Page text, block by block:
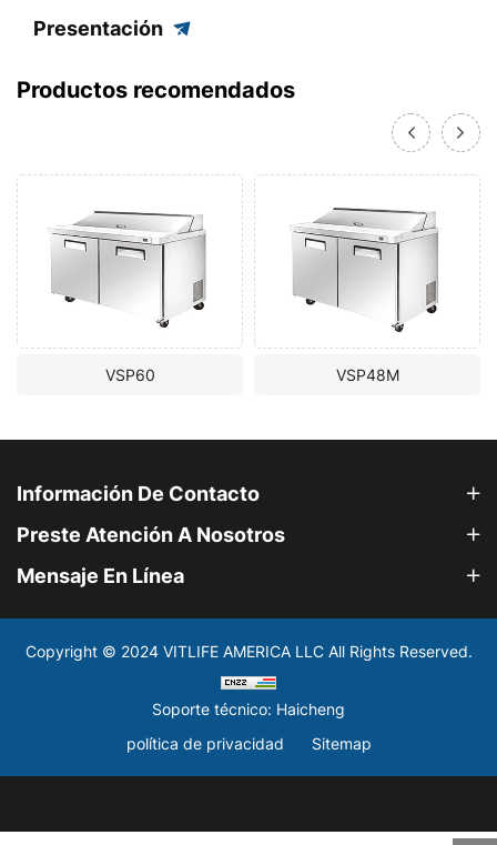
Presentación
Productos recomendados
Información De Contacto
Preste Atención A Nosotros
Mensaje En Línea
Copyright © 2024 VITLIFE AMERICA LLC All Rights Reserved.
Soporte técnico: Haicheng
política de privacidad
Sitemap